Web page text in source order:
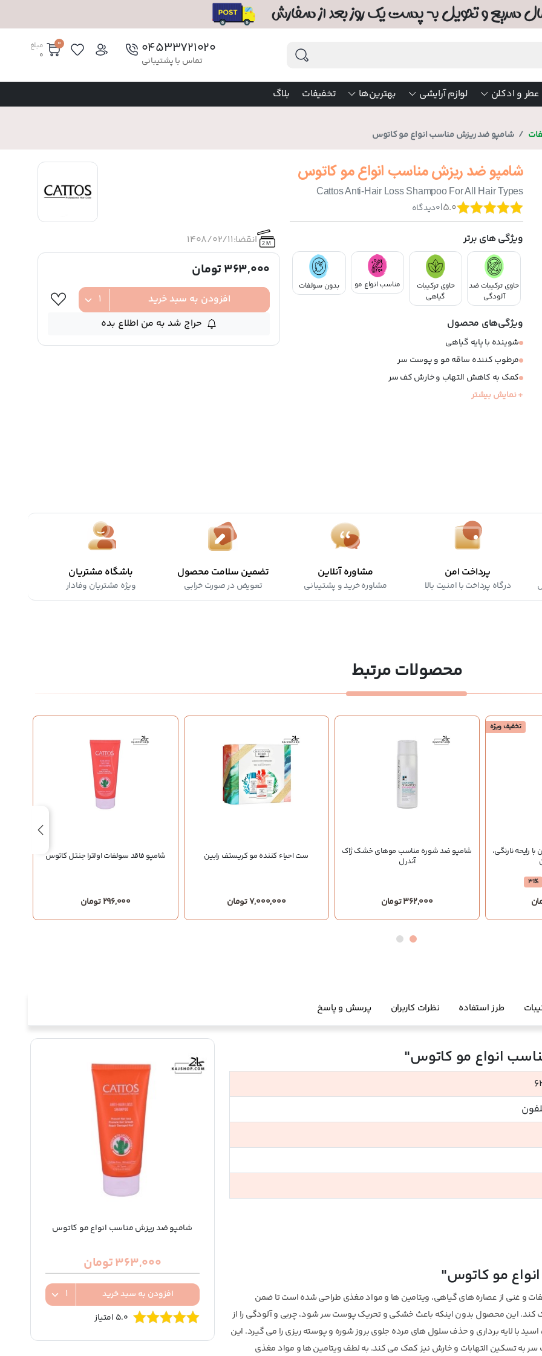
۰۴۵۳۳۷۲۱۰۲۰
تماس با پشتیبانی
مبلغ
0
0
عطر و ادکلن لوازم آرایشی بهترین‌ها تخفیفات بلاگ
شامپو ضد ریزش مناسب انواع مو کاتوس
شامپو ضد ریزش مناسب انواع مو کاتوس
Cattos Anti-Hair Loss Shampoo For All Hair Types
5.0
|
0دیدگاه
ویژگی های برتر
حاوی ترکیبات ضد
آلودگی
حاوی ترکیبات
گیاهی
مناسب انواع مو بدون سولفات
ویژگی‌های محصول
شوینده با پایه گیاهی
مرطوب کننده ساقه مو و پوست سر
کمک به کاهش التهاب و خارش کف سر
آنتی میکروبیال
+ نمایش بیشتر
2 M انقضا:1408/02/11
363,000 تومان
افزودن به سبد خرید
حراج شد به من اطلاع بده
پرداخت امن
درگاه پرداخت با امنیت بالا
مشاوره آنلاین
مشاوره خرید و پشتیبانی
تضمین سلامت محصول
تعویض در صورت خرابی
باشگاه مشتریان
ویژه مشتریان وفادار
محصولات مرتبط
تخفیف ویژه
رایحه نارنگی،
31%
شامپو ضد شوره مناسب موهای خشک ژاک
آندرل
362,000 تومان
ست احیاء کننده مو کریستف رابین
7,000,000 تومان
شامپو فاقد سولفات اولترا جنتل کاتوس
296,000 تومان
طرز استفاده نظرات کاربران پرسش و پاسخ
انواع مو کاتوس"
مو کاتوس"
و غنی از عصاره های گیاهی، ویتامین ها و مواد مغذی طراحی شده است تا ضمن
این محصول بدون اینکه باعث خشکی و تحریک پوست سر شود، چربی و آلودگی را از
با لایه برداری و حذف سلول های مرده جلوی بروز شوره و پوسته ریزی را می گیرد. این
به تسکین التهابات و خارش نیز کمک می کند. به لطف ویتامین ها و مواد مغذی
شامپو ضد ریزش مناسب انواع مو کاتوس
363,000 تومان
افزودن به سبد خرید
5.0 امتیاز